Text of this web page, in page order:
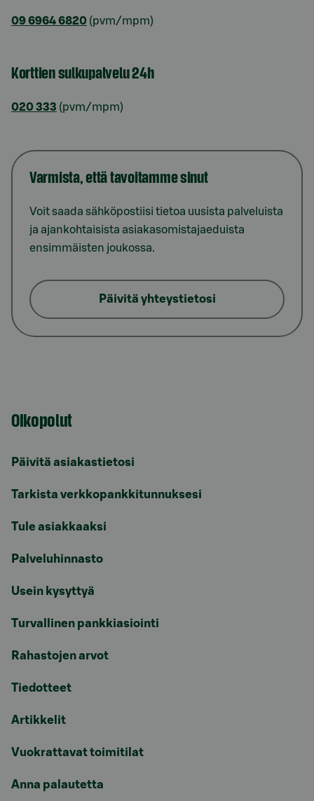
09 6964 6820 (pvm/mpm)
Korttien sulkupalvelu 24h
020 333 (pvm/mpm)
Varmista, että tavoitamme sinut
Voit saada sähköpostiisi tietoa uusista palveluista
ja ajankohtaisista asiakasomistajaeduista
ensimmäisten joukossa.
Päivitä yhteystietosi
Oikopolut
Päivitä asiakastietosi
Tarkista verkkopankkitunnuksesi
Tule asiakkaaksi
Palveluhinnasto
Usein kysyttyä
Turvallinen pankkiasiointi
Rahastojen arvot
Tiedotteet
Artikkelit
Vuokrattavat toimitilat
Anna palautetta